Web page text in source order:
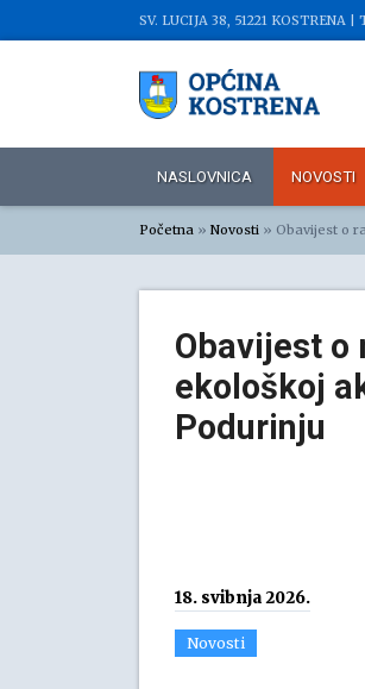
SV. LUCIJA 38, 51221 KOSTRENA |
NASLOVNICA NOVOSTI
Početna » Novosti » Obavijest o
Obavijest o
ekološkoj
Podurinju
18. svibnja 2026.
Novosti